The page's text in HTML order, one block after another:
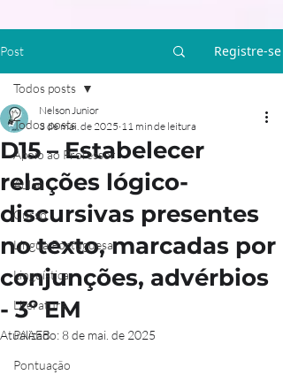
Post Registre-se
Todos posts
Apoio ao Professor
Aulão
Curso
Língua Portuguesa
Linguística
Literatura
PAAEB
Pontuação
Todos posts
D15 – Estabelecer
relações lógico-
discursivas presentes
no texto, marcadas por
conjunções, advérbios
- 3º EM
Nelson Junior
3 de mai. de 2025 11 min de leitura
Atualizado: 8 de mai. de 2025